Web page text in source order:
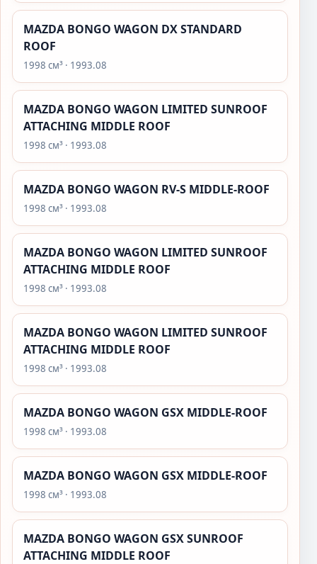
MAZDA BONGO WAGON DX STANDARD
ROOF
1998 см³ · 1993.08
MAZDA BONGO WAGON LIMITED SUNROOF
ATTACHING MIDDLE ROOF
1998 см³ · 1993.08
MAZDA BONGO WAGON RV-S MIDDLE-ROOF
1998 см³ · 1993.08
MAZDA BONGO WAGON LIMITED SUNROOF
ATTACHING MIDDLE ROOF
1998 см³ · 1993.08
MAZDA BONGO WAGON LIMITED SUNROOF
ATTACHING MIDDLE ROOF
1998 см³ · 1993.08
MAZDA BONGO WAGON GSX MIDDLE-ROOF
1998 см³ · 1993.08
MAZDA BONGO WAGON GSX MIDDLE-ROOF
1998 см³ · 1993.08
MAZDA BONGO WAGON GSX SUNROOF
ATTACHING MIDDLE ROOF